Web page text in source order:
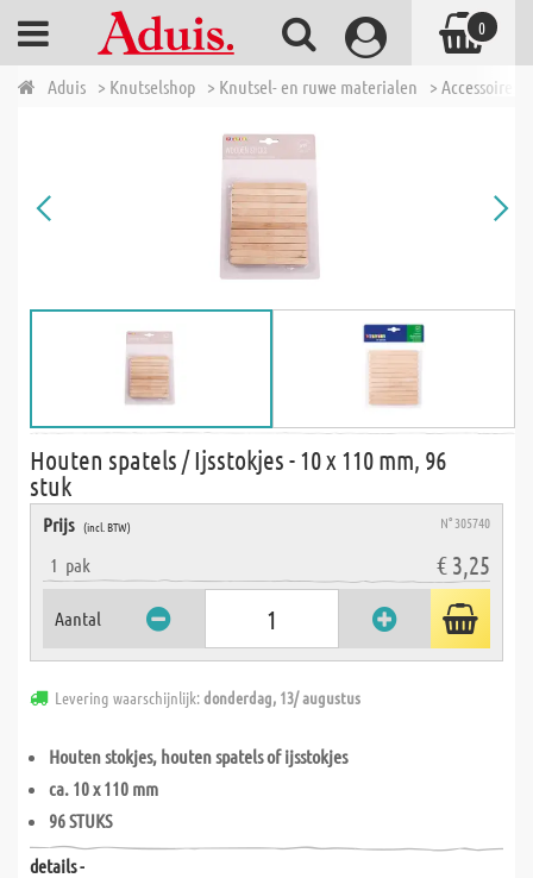
Aduis > Knutselshop > Knutsel- en ruwe materialen > Accessoires
Houten spatels / Ijsstokjes - 10 x 110 mm, 96
stuk
Prijs (incl. BTW) N° 305740
1 pak € 3,25
Aantal
Levering waarschijnlijk:donderdag, 13/ augustus
Houten stokjes, houten spatels of ijsstokjes
ca. 10 x 110 mm
96 STUKS
details -
0